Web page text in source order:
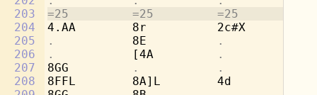
203
204
205
206
207
208
=25         =25         =25
4.AA        8r          2c#X        2a
. 8E
.           .
.
[4A
.           .
8GG
.           .           .
8FFL        8A]L        4d          2r